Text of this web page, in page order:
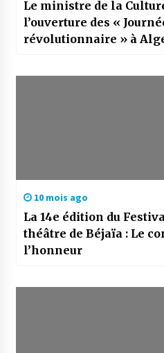
Le ministre de la
l’ouverture des «
révolutionnaire » à
10 mois ago
La 14e édition du
théâtre de Béjaïa : Le
l’honneur